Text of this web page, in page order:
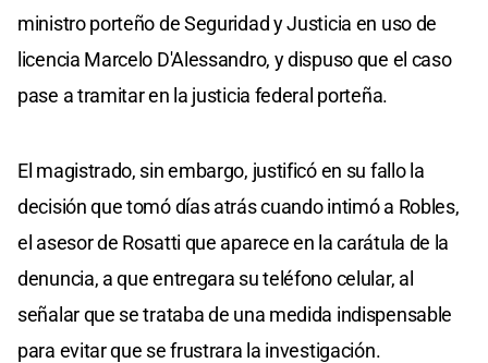
ministro porteño de Seguridad y Justicia en uso de
licencia Marcelo D'Alessandro, y dispuso que el caso
pase a tramitar en la justicia federal porteña.
El magistrado, sin embargo, justificó en su fallo la
decisión que tomó días atrás cuando intimó a Robles,
el asesor de Rosatti que aparece en la carátula de la
denuncia, a que entregara su teléfono celular, al
señalar que se trataba de una medida indispensable
para evitar que se frustrara la investigación.